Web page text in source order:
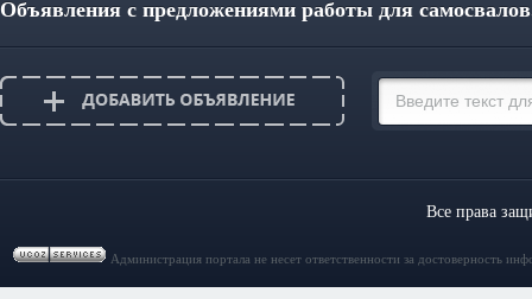
Объявления с предложениями работы для
Все права
Администрация портала не несет ответственности за достоверность